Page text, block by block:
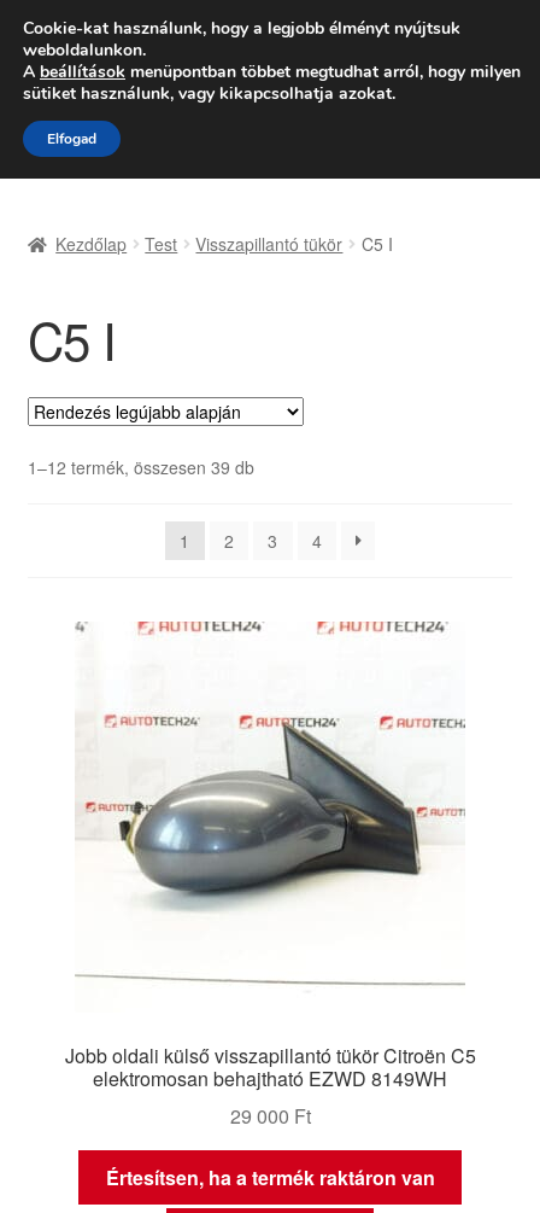
SZÁLLÍTÁS 2618 Ft-tól
Hétfő-Péntek 9:00–16:0006 80 088 054
Ugrás
a
navigációhoz
Kilépés
a
tartalomba
Adatvédelmi irányelvek
Felhasználási feltételek
Kapcsolatba lépni
Kifizetések
Szállítás
Szállítás világszerte
Kezdőlap Test Visszapillantó tükör C5 I
C5 I
1–12 termék, összesen 39 dbSorted
1
2 3 4
Jobb oldali külső visszapillantó tükör Citroën C5
elektromosan behajtható EZWD 8149WH
29 000 Ft
Értesítsen, ha a termék raktáron van
Cookie-kat használunk, hogy a legjobb élményt nyújtsuk
weboldalunkon.
A beállítások menüpontban többet megtudhat arról, hogy milyen
sütiket használunk, vagy kikapcsolhatja azokat.
Elfogad